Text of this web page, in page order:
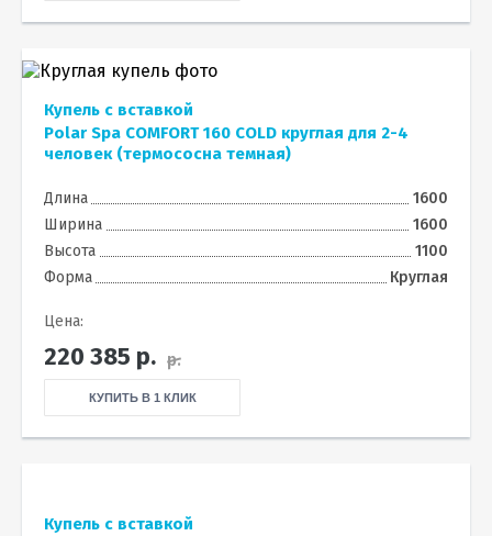
Купель с вставкой
Polar Spa COMFORT 160 COLD круглая для 2-4
человек (термососна темная)
Длина
1600
Ширина
1600
Высота
1100
Форма
Круглая
Цена:
220 385 р. р.
КУПИТЬ В 1 КЛИК
Купель с вставкой